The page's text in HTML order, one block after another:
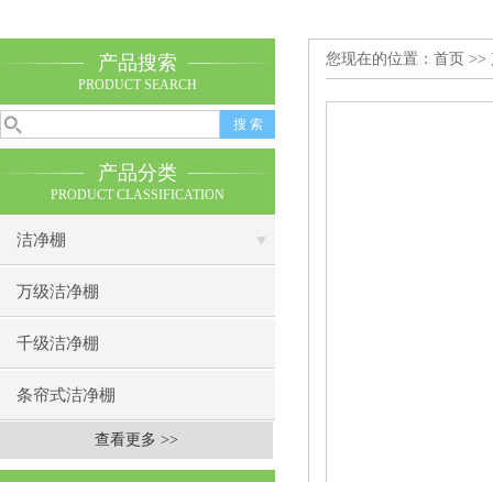
产品搜索
PRODUCT SEARCH
产品分类
PRODUCT CLASSIFICATION
洁净棚
万级洁净棚
千级洁净棚
条帘式洁净棚
查看更多 >>
您现在的位置： 首页 >>